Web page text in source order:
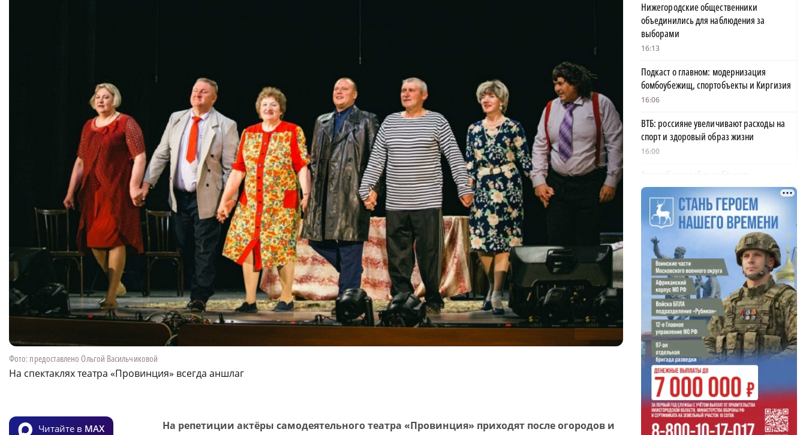
Фото: предоставлено Ольгой Васильчиковой
На спектаклях театра «Провинция» всегда аншлаг
Читайте в MAX
На репетиции актёры самодеятельного театра «Провинция» приходят после огородов и
Нижегородские общественники
объединились для наблюдения за
выборами
16:13
Подкаст о главном: модернизация
бомбоубежищ, спортобъекты и Киргизия
16:06
ВТБ: россияне увеличивают расходы на
спорт и здоровый образ жизни
16:00
Автомобилист сбил ребёнка в
Семёновском округе
15:50
Ваня Дмитриенко установил рекорд как
самый юный артист, собравший
«Лужники»
15:42
Бизнес-омбудсмен отменил через суд
штраф 250 тысяч для арзамасской
типографии
15:35
Ливни и шквалистый ветер ожидаются в
Нижегородской области 7 – 8 августа
15:16